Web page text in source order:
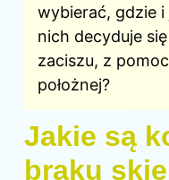
wybierać, gdzie
nich decyduje
zaciszu, z
położnej?
Jakie są
braku